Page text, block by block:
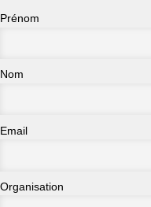
Prénom
Nom
Email
Organisation